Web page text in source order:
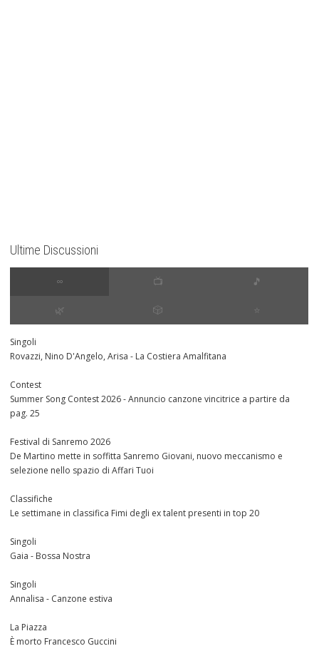
Ultime Discussioni
∞ 📺 🎵
🌿 🎲 ⭐️
Singoli
Rovazzi, Nino D'Angelo, Arisa - La Costiera Amalfitana
Contest
Summer Song Contest 2026 - Annuncio canzone vincitrice a partire da
pag. 25
Festival di Sanremo 2026
De Martino mette in soffitta Sanremo Giovani, nuovo meccanismo e
selezione nello spazio di Affari Tuoi
Classifiche
Le settimane in classifica Fimi degli ex talent presenti in top 20
Singoli
Gaia - Bossa Nostra
Singoli
Annalisa - Canzone estiva
La Piazza
È morto Francesco Guccini